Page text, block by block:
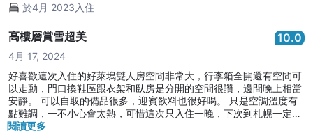
於4月 2023入住
高樓層賞雪超美 10.0
4月 17, 2024
好喜歡這次入住的好萊塢雙人房空間非常大，行李箱全開還有空間可
以走動，門口換鞋區跟衣架和臥房是分開的空間很讚，邊間晚上相當
安靜。 可以自取的備品很多，迎賓飲料也很好喝。 只是空調溫度有
點難調，一不小心會太熱，可惜這次只入住一晚，下次到札幌一定會
再選擇這間飯店的！
閱讀更多